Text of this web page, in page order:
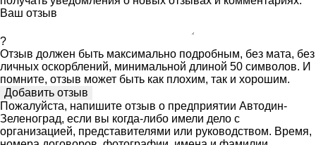
Ваш отзыв
?
Отзыв должен быть максимально подробным, без мата, без
личных оскорблений, минимальной длиной 50 символов. И
помните, отзыв может быть как плохим, так и хорошим.
Пожалуйста, напишите отзыв о предприятии Автодин-
Зеленоград, если вы когда-либо имели дело с
организацией, представителями или руководством. Время,